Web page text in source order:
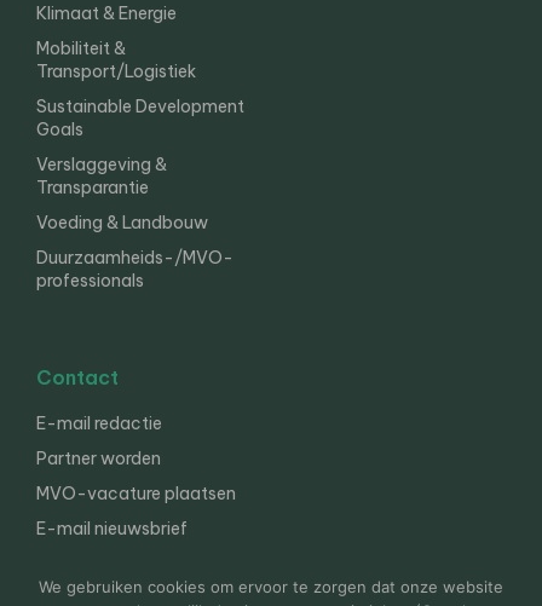
Klimaat & Energie
Mobiliteit &
Transport/Logistiek
Sustainable Development
Goals
Verslaggeving &
Transparantie
Voeding & Landbouw
Duurzaamheids-/MVO-
professionals
Contact
E-mail redactie
Partner worden
MVO-vacature plaatsen
E-mail nieuwsbrief
We gebruiken cookies om ervoor te zorgen dat onze website